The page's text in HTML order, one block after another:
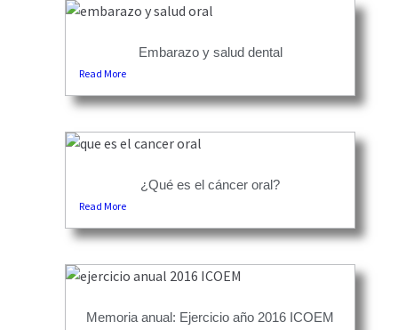
Embarazo y salud dental
Read More
¿Qué es el cáncer oral?
Read More
Memoria anual: Ejercicio año 2016 ICOEM